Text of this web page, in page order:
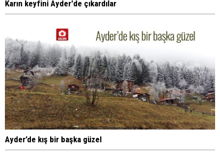
Karın keyfini Ayder'de çıkardılar
Ayder’de kış bir başka güzel